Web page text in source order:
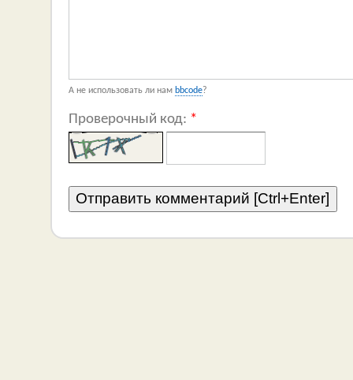
А не использовать ли нам bbcode?
Проверочный код: *